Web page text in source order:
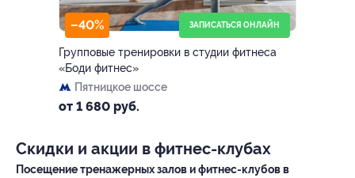
–40% ЗАПИСАТЬСЯ ОНЛАЙН
Групповые тренировки в студии фитнеса
«Боди фитнес»
Пятницкое шоссе
от 1 680 руб.
Скидки и акции в фитнес-клубах
Посещение тренажерных залов и фитнес-клубов в